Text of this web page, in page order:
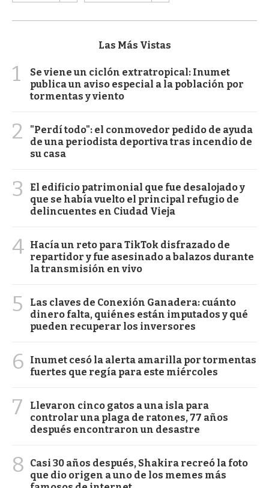
Las Más Vistas
1
Se viene un ciclón extratropical: Inumet
publica un aviso especial a la población por
tormentas y viento
2
"Perdí todo": el conmovedor pedido de ayuda
de una periodista deportiva tras incendio de
su casa
3
El edificio patrimonial que fue desalojado y
que se había vuelto el principal refugio de
delincuentes en Ciudad Vieja
4 Hacía un reto para TikTok disfrazado de
repartidor y fue asesinado a balazos durante
la transmisión en vivo
5
Las claves de Conexión Ganadera: cuánto
dinero falta, quiénes están imputados y qué
pueden recuperar los inversores
6
Inumet cesó la alerta amarilla por tormentas
fuertes que regía para este miércoles
7
Llevaron cinco gatos a una isla para
controlar una plaga de ratones, 77 años
después encontraron un desastre
8
Casi 30 años después, Shakira recreó la foto
que dio origen a uno de los memes más